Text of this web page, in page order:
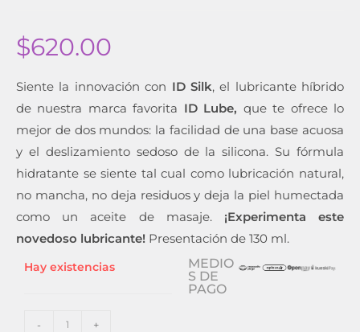
$620.00
Siente la innovación con ID Silk, el lubricante híbrido
de nuestra marca favorita ID Lube, que te ofrece lo
mejor de dos mundos: la facilidad de una base acuosa
y el deslizamiento sedoso de la silicona. Su fórmula
hidratante se siente tal cual como lubricación natural,
no mancha, no deja residuos y deja la piel humectada
como un aceite de masaje. ¡Experimenta este
novedoso lubricante! Presentación de 130 ml.
Hay existencias
- +
MEDIO
S DE
PAGO